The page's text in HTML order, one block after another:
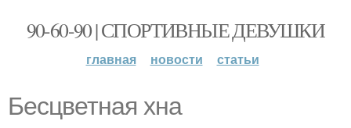
90-60-90 | СПОРТИВНЫЕ ДЕВУШКИ
главная новости статьи
Бесцветная хна